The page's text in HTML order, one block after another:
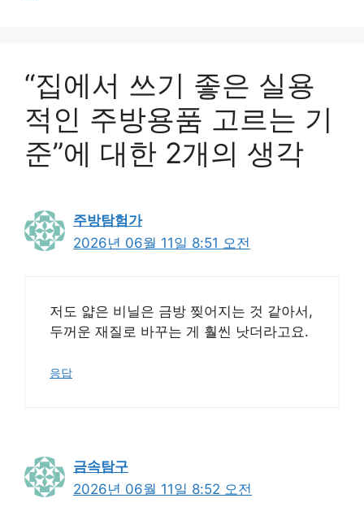
“집에서 쓰기 좋은 실용
적인 주방용품 고르는 기
준”에 대한 2개의 생각
주방탐험가
2026년 06월 11일 8:51 오전
저도 얇은 비닐은 금방 찢어지는 것 같아서,
두꺼운 재질로 바꾸는 게 훨씬 낫더라고요.
응답
금속탐구
2026년 06월 11일 8:52 오전